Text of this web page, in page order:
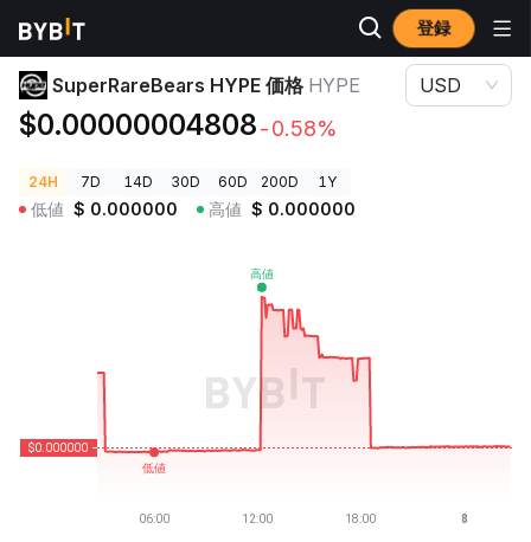
登録
暗号資産価格
SuperRareBears HYPE 価格 HYPE
$0.00000004808-0.58%
USD
24H 7D 14D 30D 60D 200D 1Y
低値 $ 0.000000 高値 $ 0.000000